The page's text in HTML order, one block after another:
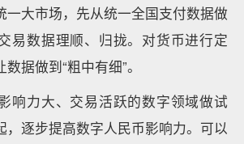
一大市场，先从统一全国支付数据做
易数据理顺、归拢。对货币进行定
据做到“粗中有细”。
响力大、交易活跃的数字领域做试
，逐步提高数字人民币影响力。可以